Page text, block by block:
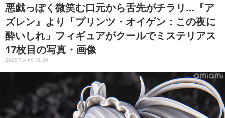
悪戯っぽく微笑む口元から舌先がチラリ…『ア
ズレン』より「プリンツ・オイゲン：この夜に
酔いしれ」フィギュアがクールでミステリアス
17枚目の写真・画像
2025.7.4 Fri 18:30